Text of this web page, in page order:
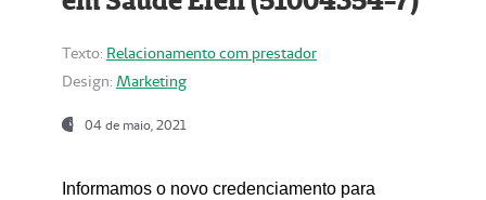
Texto: Relacionamento com prestador
Design: Marketing
04 de maio, 2021
Informamos o novo credenciamento para